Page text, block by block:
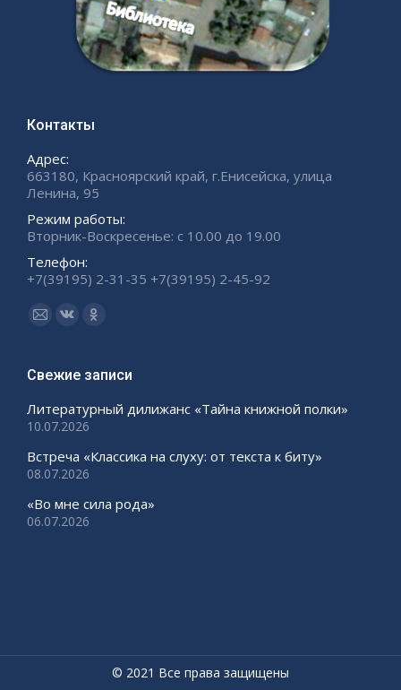
Контакты
Адрес:
663180, Красноярский край, г.Енисейска, улица
Ленина, 95
Режим работы:
Вторник-Воскресенье: с 10.00 до 19.00
Телефон:
+7(39195) 2-31-35 +7(39195) 2-45-92
Ищите нас:
Страница
открывается
новом
Страница
открывается
новом
Страница
открывается
новом
Свежие записи
Литературный дилижанс «Тайна книжной полки»
10.07.2026
Встреча «Классика на слуху: от текста к биту»
08.07.2026
«Во мне сила рода»
06.07.2026
© 2021 Все права защищены